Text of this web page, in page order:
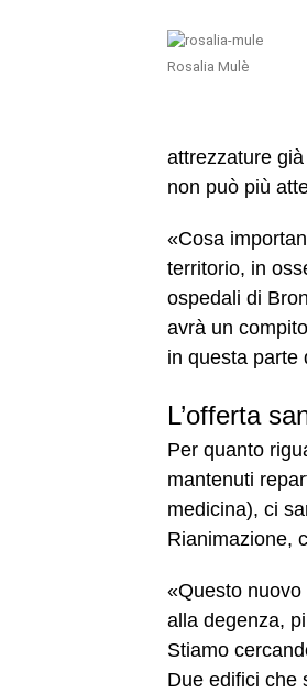
Rosalia Mulè
attrezzature
non può più
«Cosa
territorio, in
ospedali di
avrà un
in questa parte
L’offerta
Per quanto
mantenuti
medicina), ci
Rianimazione,
«Questo
alla degenza,
Stiamo
Due edifici che